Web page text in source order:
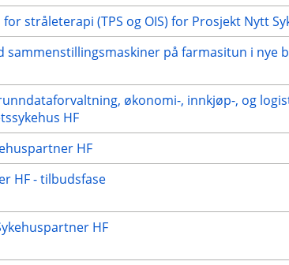
stråleterapi (TPS og OIS) for Prosjekt Nytt
sammenstillingsmaskiner på farmasitun i nye
økonomi-, innkjøp-, og
HF
HF
HF - tilbudsfase
HF